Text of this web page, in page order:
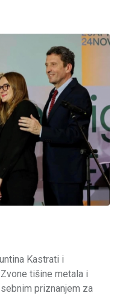
Kastrati i
tišine metala i
priznanjem za